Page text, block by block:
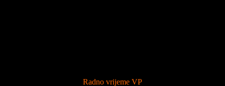
Radno vrijeme VP